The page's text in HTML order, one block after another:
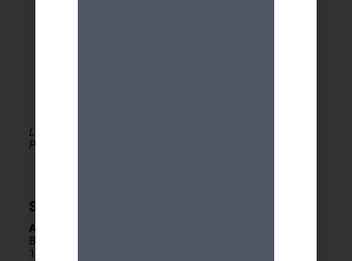
Le MDA Genève - Activités 50+ est membre de la
PLATEFORME du réseau seniors Genève
Secrétariat
Adresse
Boulevard Carl-Vogt 2
1205 Genève